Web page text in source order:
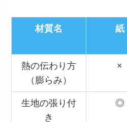
材質名 紙
熱の伝わり方
（膨らみ）
×
生地の張り付
き
◎